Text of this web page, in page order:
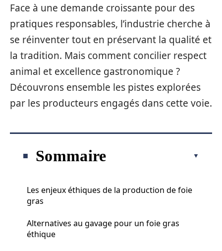
Face à une demande croissante pour des
pratiques responsables, l’industrie cherche à
se réinventer tout en préservant la qualité et
la tradition. Mais comment concilier respect
animal et excellence gastronomique ?
Découvrons ensemble les pistes explorées
par les producteurs engagés dans cette voie.
Sommaire
Les enjeux éthiques de la production de foie
gras
Alternatives au gavage pour un foie gras
éthique